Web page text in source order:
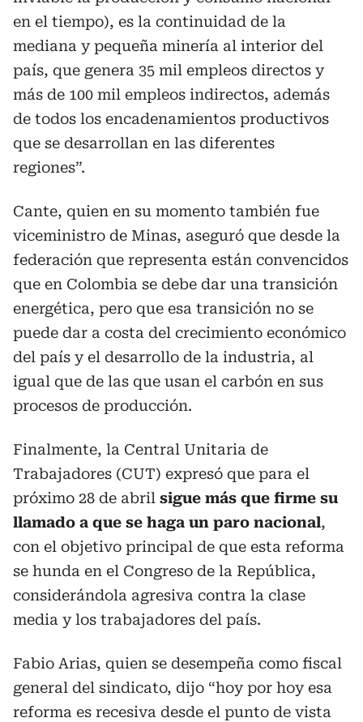
en el tiempo), es la continuidad de la
mediana y pequeña minería al interior del
país, que genera 35 mil empleos directos y
más de 100 mil empleos indirectos, además
de todos los encadenamientos productivos
que se desarrollan en las diferentes
regiones”.
Cante, quien en su momento también fue
viceministro de Minas, aseguró que desde la
federación que representa están convencidos
que en Colombia se debe dar una transición
energética, pero que esa transición no se
puede dar a costa del crecimiento económico
del país y el desarrollo de la industria, al
igual que de las que usan el carbón en sus
procesos de producción.
Finalmente, la Central Unitaria de
Trabajadores (CUT) expresó que para el
próximo 28 de abril sigue más que firme su
llamado a que se haga un paro nacional,
con el objetivo principal de que esta reforma
se hunda en el Congreso de la República,
considerándola agresiva contra la clase
media y los trabajadores del país.
Fabio Arias, quien se desempeña como fiscal
general del sindicato, dijo “hoy por hoy esa
reforma es recesiva desde el punto de vista